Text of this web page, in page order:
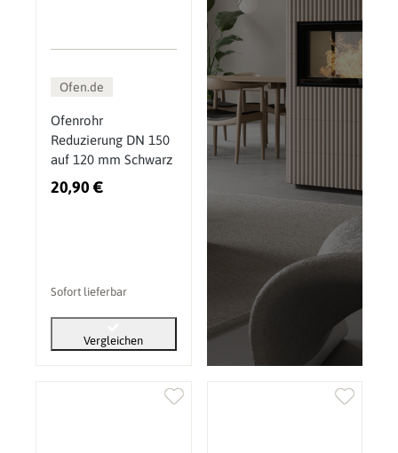
Ofen.de
Ofenrohr
Reduzierung DN 150
auf 120 mm Schwarz
20,90 €
Sofort lieferbar
Vergleichen